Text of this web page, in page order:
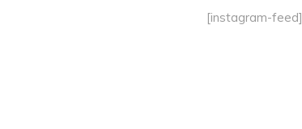
[instagram-feed]